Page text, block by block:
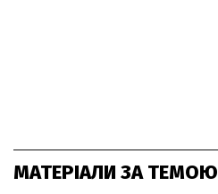
МАТЕРІАЛИ ЗА ТЕМОЮ